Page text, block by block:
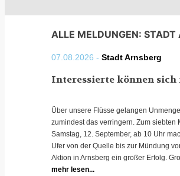
ALLE MELDUNGEN: STADT
07.08.2026 - Stadt Arnsberg
Interessierte können sich
Über unsere Flüsse gelangen
zumindest das verringern. Zum siebten
Samstag, 12. September, ab 10 Uhr
Ufer von der Quelle bis zur Mündung
Aktion in Arnsberg ein großer Erfolg.
mehr lesen...